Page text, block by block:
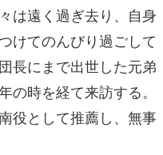
は遠く過ぎ去り、自身
けてのんびり過ごして
長にまで出世した元弟
の時を経て来訪する。
役として推薦し、無事